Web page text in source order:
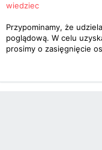
wiedziec
Przypominamy, że
poglądową. W celu
prosimy o zasięgnięcie